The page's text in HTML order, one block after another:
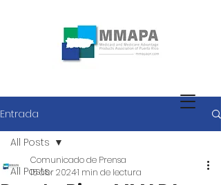
Entrada
All Posts
All Posts
Comunicado de Prensa
15 abr 20241 min de lectura